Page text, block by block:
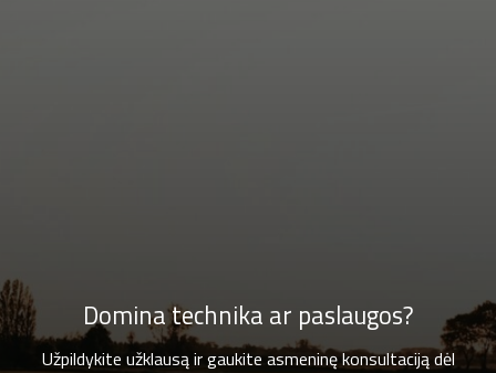
Domina technika ar paslaugos?
Užpildykite užklausą ir gaukite asmeninę konsultaciją dėl